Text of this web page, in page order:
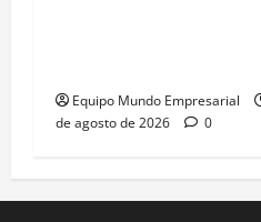
Equipo Mundo Empresarial
de agosto de 2026
0